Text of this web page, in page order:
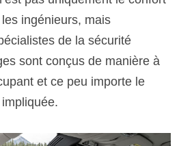
ingénieurs, mais
de la sécurité
sont conçus de manière à
et ce peu importe le